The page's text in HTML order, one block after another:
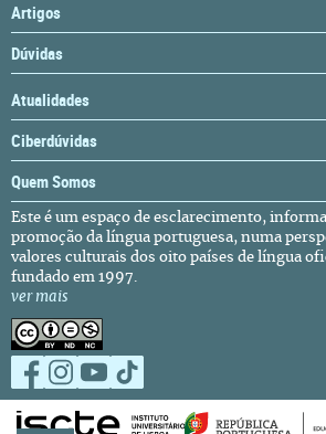
Artigos
Dúvidas
Atualidades
Ciberdúvidas
Quem Somos
Este é um espaço de esclarecimento,
promoção da língua portuguesa, numa
valores culturais dos oito países de língua
fundado em 1997.
ver mais